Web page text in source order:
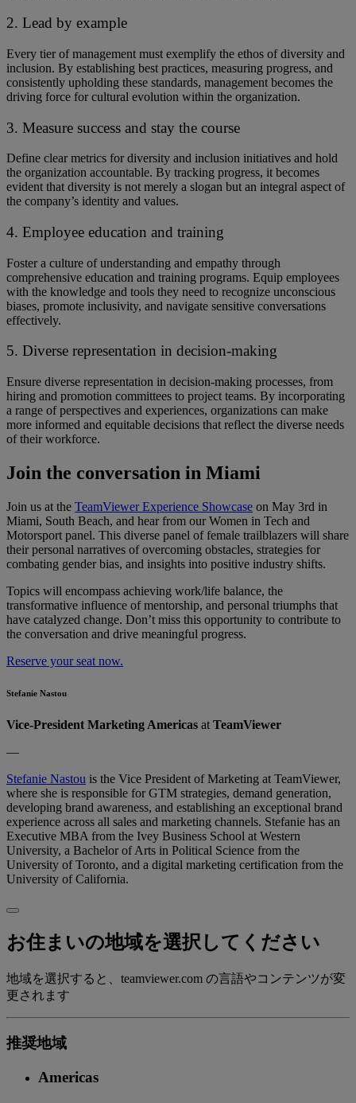
2. Lead by example
Every tier of management must exemplify the ethos of diversity and
inclusion. By establishing best practices, measuring progress, and
consistently upholding these standards, management becomes the
driving force for cultural evolution within the organization.
3. Measure success and stay the course
Define clear metrics for diversity and inclusion initiatives and hold
the organization accountable. By tracking progress, it becomes
evident that diversity is not merely a slogan but an integral aspect of
the company’s identity and values.
4. Employee education and training
Foster a culture of understanding and empathy through
comprehensive education and training programs. ​​Equip employees
with the knowledge and tools ​they need ​to recognize unconscious
biases, promote inclusivity, and navigate sensitive conversations
effectively.
5. Diverse representation in decision-making
Ensure diverse representation in decision-making processes, from
hiring and promotion committees to project teams. ​​By incorporating
a range of perspectives and experiences, organizations can make
more informed and equitable decisions that reflect the diverse needs
of their workforce.
Join the conversation in Miami
Join us at the TeamViewer Experience Showcase on May 3rd in
Miami, South Beach, and hear from our Women in Tech and
Motorsport panel. ​​This diverse panel of female trailblazers will share
their personal narratives of overcoming obstacles, strategies for
combating gender bias, and insights into positive industry shifts. ​ ​
Topics will encompass achieving work/life balance, the
transformative influence of mentorship, and personal triumphs that
have catalyzed change. Don’t​​ miss this opportunity to contribute to
the conversation and drive meaningful progress.
Reserve your seat now.
Stefanie Nastou
Vice-President Marketing Americas at TeamViewer
—
Stefanie Nastou is the Vice President of Marketing at TeamViewer,
where she is responsible for GTM strategies, demand generation,
developing brand awareness, and establishing an exceptional brand
experience across all sales and marketing channels. Stefanie has an
Executive MBA from the Ivey Business School at Western
University, a Bachelor of Arts in Political Science from the
University of Toronto, and a digital marketing certification from the
University of California.
お住まいの地域を選択してください
地域を選択すると、teamviewer.com の言語やコンテンツが変
更されます
推奨地域
Americas